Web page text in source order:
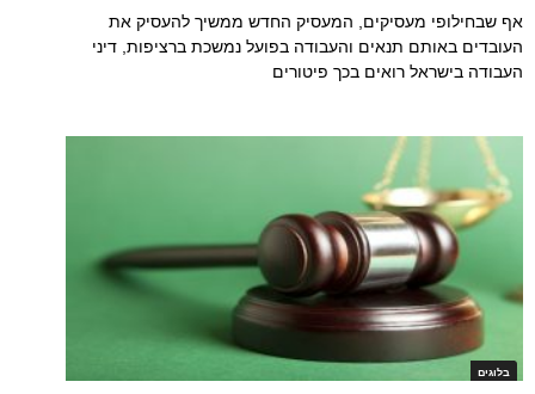
אף שבחילופי מעסיקים, המעסיק החדש ממשיך להעסיק את
העובדים באותם תנאים והעבודה בפועל נמשכת ברציפות, דיני
העבודה בישראל רואים בכך פיטורים
בלוגים